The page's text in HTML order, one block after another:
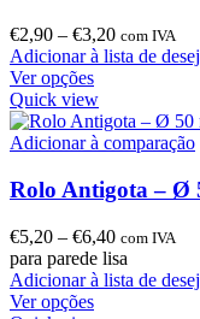
€2,90 – €3,20 com IVA
Adicionar à lista de
Ver opções
Quick view
Adicionar à comparação
Rolo Antigota – Ø
€5,20 – €6,40 com IVA
para parede lisa
Adicionar à lista de
Ver opções